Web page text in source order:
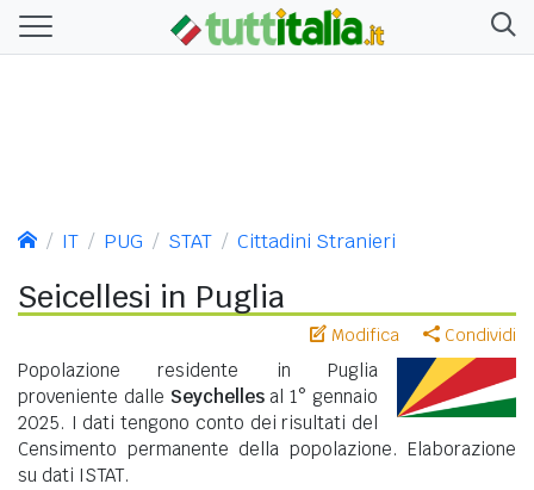
IT PUG STAT Cittadini Stranieri
Seicellesi in Puglia
Modifica Condividi
Popolazione residente in Puglia
proveniente dalle Seychellesal 1° gennaio
2025. I dati tengono conto dei risultati del
Censimento permanente della popolazione. Elaborazione
su dati ISTAT.